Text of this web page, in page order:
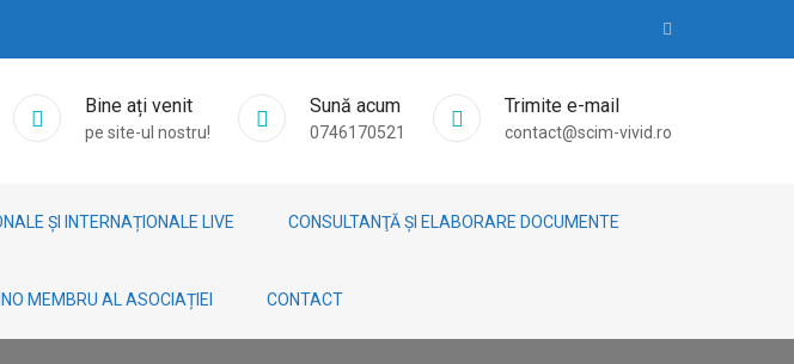
Bine ați venit
pe site-ul nostru!
Sună acum
0746170521
Trimite e-mail
contact@scim-vivid.ro
ȘI INTERNAȚIONALE LIVE CONSULTANŢĂ ȘI ELABORARE DOCUMENTE
MEMBRU AL ASOCIAȚIEI CONTACT